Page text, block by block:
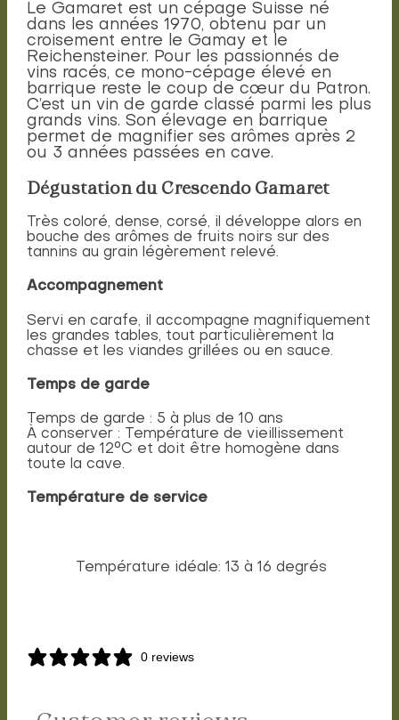
Le Gamaret est un cépage Suisse né
dans les années 1970, obtenu par un
croisement entre le Gamay et le
Reichensteiner. Pour les passionnés de
vins racés, ce mono-cépage élevé en
barrique reste le coup de cœur du Patron.
C’est un vin de garde classé parmi les plus
grands vins. Son élevage en barrique
permet de magnifier ses arômes après 2
ou 3 années passées en cave.
Dégustation du Crescendo Gamaret
Très coloré, dense, corsé, il développe alors en
bouche des arômes de fruits noirs sur des
tannins au grain légèrement relevé.
Accompagnement
Servi en carafe, il accompagne magnifiquement
les grandes tables, tout particulièrement la
chasse et les viandes grillées ou en sauce.
Temps de garde
Temps de garde : 5 à plus de 10 ans
À conserver : Température de vieillissement
autour de 12°C et doit être homogène dans
toute la cave.
Température de service
Température idéale: 13 à 16 degrés
0 reviews